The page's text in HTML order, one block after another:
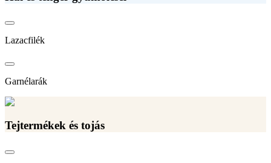
Lazacfilék
Garnélarák
Tejtermékek és tojás